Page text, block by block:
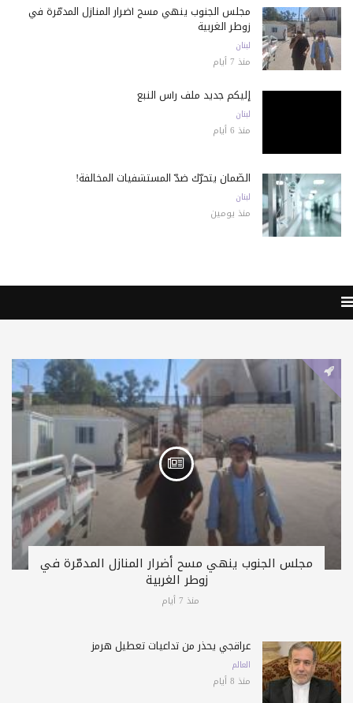
مجلس الجنوب ينهي مسح أضرار المنازل المدمّرة في
زوطر الغربية
لبنان
منذ 7 أيام
إليكم جديد ملف رأس النبع
لبنان
منذ 6 أيام
الضّمان يتحرّك ضدّ المستشفيات المخالفة!
لبنان
منذ يومين
مجلس الجنوب ينهي مسح أضرار المنازل المدمّرة في
زوطر الغربية
منذ 7 أيام
عراقجي يحذّر من تداعيات تعطيل هرمز
العالم
منذ 8 أيام